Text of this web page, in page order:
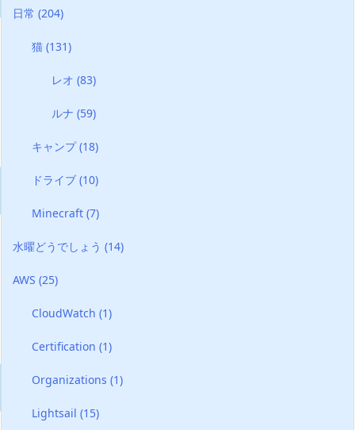
日常 (204)
猫(131)
レオ (83)
ルナ (59)
キャンプ(18)
ドライブ(10)
Minecraft(7)
水曜どうでしょう (14)
AWS (25)
CloudWatch(1)
Certification(1)
Organizations(1)
Lightsail(15)